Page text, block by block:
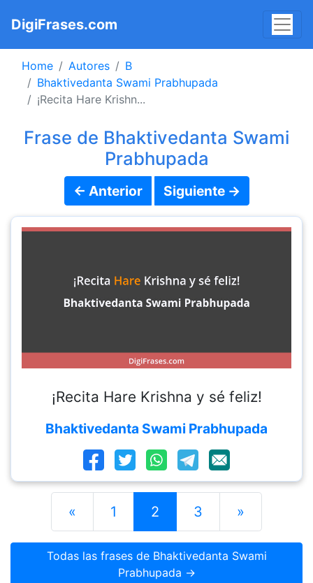
DigiFrases.com
Home Autores
B
Bhaktivedanta Swami Prabhupada
¡Recita Hare Krishn...
Frase de Bhaktivedanta Swami
Prabhupada
← Anterior Siguiente →
¡Recita Hare Krishna y sé feliz!
Bhaktivedanta Swami Prabhupada
« 1 2 3 »
Todas las frases de Bhaktivedanta Swami
Prabhupada →